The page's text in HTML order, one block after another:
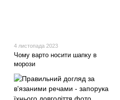
4 листопада 2023
Чому варто носити шапку в
морози